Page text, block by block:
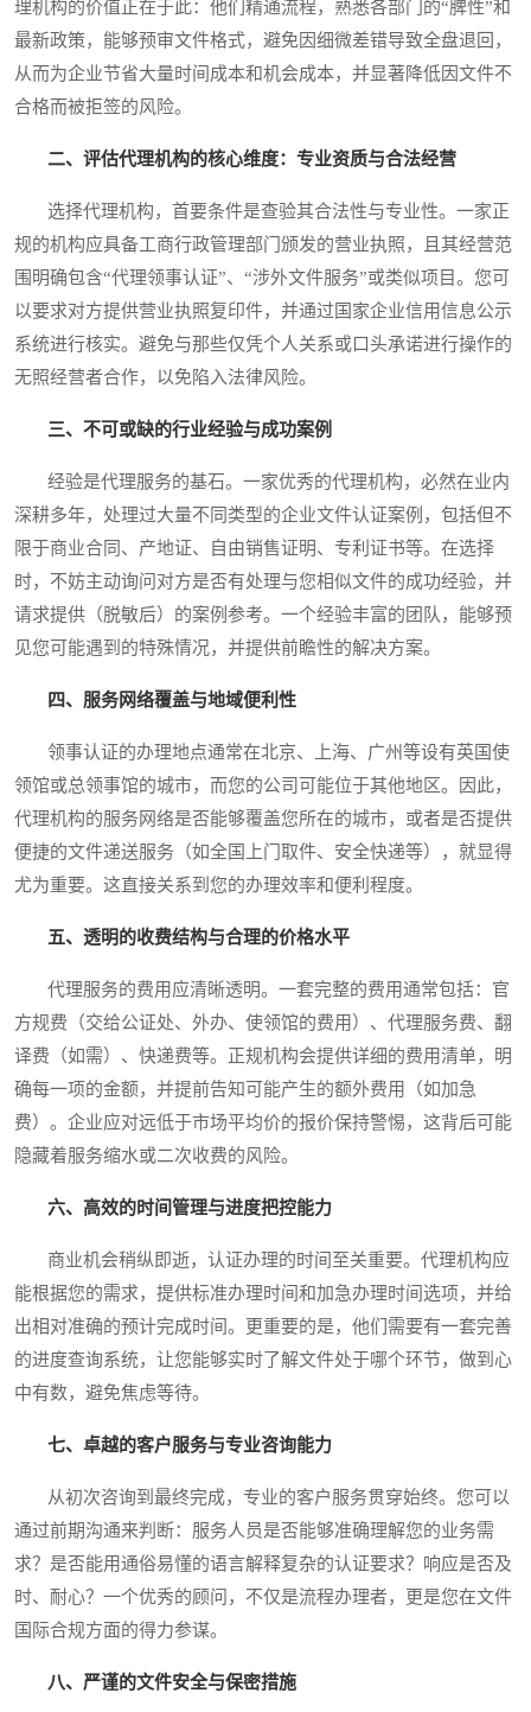
理机构的价值正在于此：他们精通流程，熟悉各部门的“脾性”和
最新政策，能够预审文件格式，避免因细微差错导致全盘退回，
从而为企业节省大量时间成本和机会成本，并显著降低因文件不
合格而被拒签的风险。
二、评估代理机构的核心维度：专业资质与合法经营
选择代理机构，首要条件是查验其合法性与专业性。一家正
规的机构应具备工商行政管理部门颁发的营业执照，且其经营范
围明确包含“代理领事认证”、“涉外文件服务”或类似项目。您可
以要求对方提供营业执照复印件，并通过国家企业信用信息公示
系统进行核实。避免与那些仅凭个人关系或口头承诺进行操作的
无照经营者合作，以免陷入法律风险。
三、不可或缺的行业经验与成功案例
经验是代理服务的基石。一家优秀的代理机构，必然在业内
深耕多年，处理过大量不同类型的企业文件认证案例，包括但不
限于商业合同、产地证、自由销售证明、专利证书等。在选择
时，不妨主动询问对方是否有处理与您相似文件的成功经验，并
请求提供（脱敏后）的案例参考。一个经验丰富的团队，能够预
见您可能遇到的特殊情况，并提供前瞻性的解决方案。
四、服务网络覆盖与地域便利性
领事认证的办理地点通常在北京、上海、广州等设有英国使
领馆或总领事馆的城市，而您的公司可能位于其他地区。因此，
代理机构的服务网络是否能够覆盖您所在的城市，或者是否提供
便捷的文件递送服务（如全国上门取件、安全快递等），就显得
尤为重要。这直接关系到您的办理效率和便利程度。
五、透明的收费结构与合理的价格水平
代理服务的费用应清晰透明。一套完整的费用通常包括：官
方规费（交给公证处、外办、使领馆的费用）、代理服务费、翻
译费（如需）、快递费等。正规机构会提供详细的费用清单，明
确每一项的金额，并提前告知可能产生的额外费用（如加急
费）。企业应对远低于市场平均价的报价保持警惕，这背后可能
隐藏着服务缩水或二次收费的风险。
六、高效的时间管理与进度把控能力
商业机会稍纵即逝，认证办理的时间至关重要。代理机构应
能根据您的需求，提供标准办理时间和加急办理时间选项，并给
出相对准确的预计完成时间。更重要的是，他们需要有一套完善
的进度查询系统，让您能够实时了解文件处于哪个环节，做到心
中有数，避免焦虑等待。
七、卓越的客户服务与专业咨询能力
从初次咨询到最终完成，专业的客户服务贯穿始终。您可以
通过前期沟通来判断：服务人员是否能够准确理解您的业务需
求？是否能用通俗易懂的语言解释复杂的认证要求？响应是否及
时、耐心？一个优秀的顾问，不仅是流程办理者，更是您在文件
国际合规方面的得力参谋。
八、严谨的文件安全与保密措施